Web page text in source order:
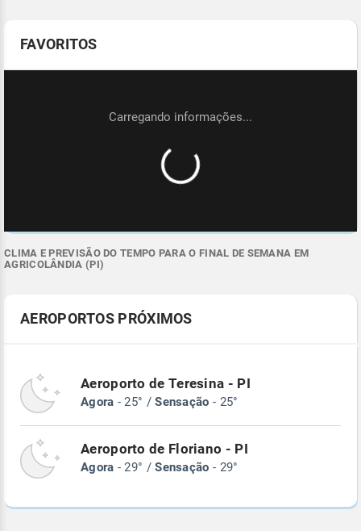
FAVORITOS
CLIMA E PREVISÃO DO TEMPO PARA O FINAL DE SEMANA EM
AGRICOLÂNDIA (PI)
AEROPORTOS PRÓXIMOS
Aeroporto de Teresina - PI
Agora - 25° /Sensação - 25°
Aeroporto de Floriano - PI
Agora - 29° /Sensação - 29°